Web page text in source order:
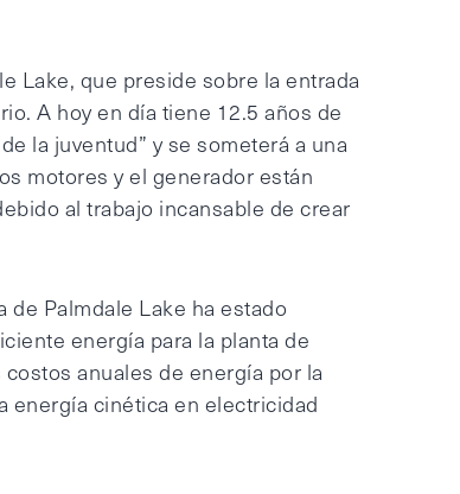
Lake, que preside sobre la entrada
A hoy en día tiene 12.5 años de
la juventud” y se someterá a una
motores y el generador están
al trabajo incansable de crear
Palmdale Lake ha estado
energía para la planta de
anuales de energía por la
energía cinética en electricidad